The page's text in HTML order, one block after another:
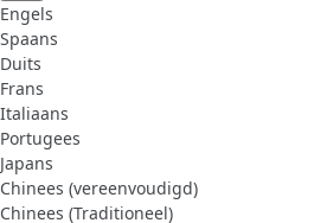
Engels
Spaans
Duits
Frans
Italiaans
Portugees
Japans
Chinees (vereenvoudigd)
Chinees (Traditioneel)